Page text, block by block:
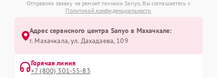
Отправляя заявку на ремонт техники Sanyo, Вы соглашаетесь с
Политикой конфиденциальности
Адрес сервисного центра Sanyo в Махачкале:
г. Махачкала, ул. Дахадаева, 109
Горячая линия
+7 (800) 301-55-83